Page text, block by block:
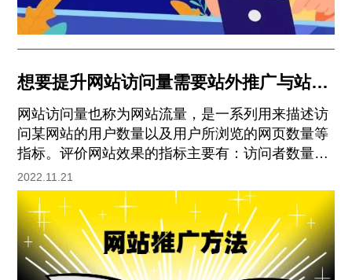
决议了后期
想要提升网站访问量需要站外推广与站内
优化双管齐下
网站访问量也称为网站流量，是一系列用来描述访
问某网站的用户数量以及用户所浏览的网页数量等
指标。评价网站效果的指标主要有：访问者数量、
页面浏览数、每个访问者的页面浏览数，以及文件
下载次数等;若从上网用户的行为指标上来看，相应
的统计指标有用户停留时间、用户的来源、用户所
使用的搜索引擎与关键词，以及在不同时段的用户
访问量情况等。要想提升网站seo的访问量，一方
面可以加大推广的力度，另一方面可以做好网站的
2022.11.21